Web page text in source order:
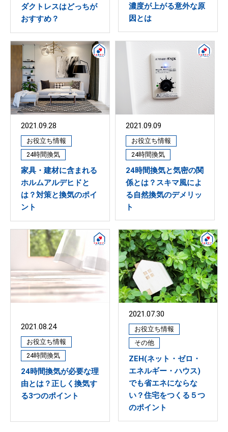
ダクトレスはどっちが
おすすめ？
濃度が上がる意外な原
因とは
2021.09.28
お役立ち情報
24時間換気
家具・建材に含まれる
ホルムアルデヒドと
は？対策と換気のポイ
ント
2021.09.09
お役立ち情報
24時間換気
24時間換気と気密の関
係とは？スキマ風によ
る自然換気のデメリッ
ト
2021.08.24
お役立ち情報
24時間換気
24時間換気が必要な理
由とは？正しく換気す
る3つのポイント
2021.07.30
お役立ち情報
その他
ZEH(ネット・ゼロ・
エネルギー・ハウス)
でも省エネにならな
い？住宅をつくる５つ
のポイント